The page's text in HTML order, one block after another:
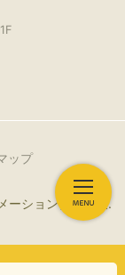
ップ
ーション住宅産業.